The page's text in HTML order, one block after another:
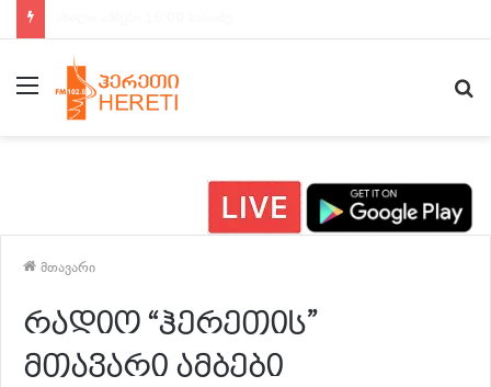
მენიუ
მთავარი
რადიო “ჰერეთის”
მთავარი ამბები